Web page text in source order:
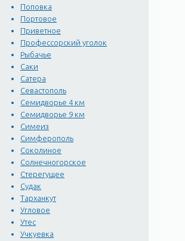
Поповка
Портовое
Приветное
Профессорский уголок
Рыбачье
Саки
Сатера
Севастополь
Семидворье 4 км
Семидворье 9 км
Симеиз
Симферополь
Соколиное
Солнечногорское
Стерегущее
Судак
Тарханкут
Угловое
Утес
Учкуевка